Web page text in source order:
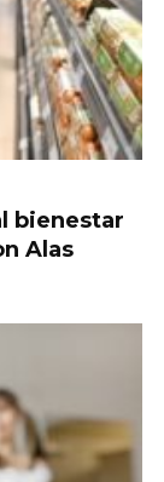
bienestar
Alas